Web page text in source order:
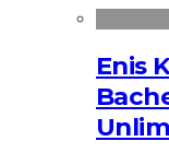
Enis